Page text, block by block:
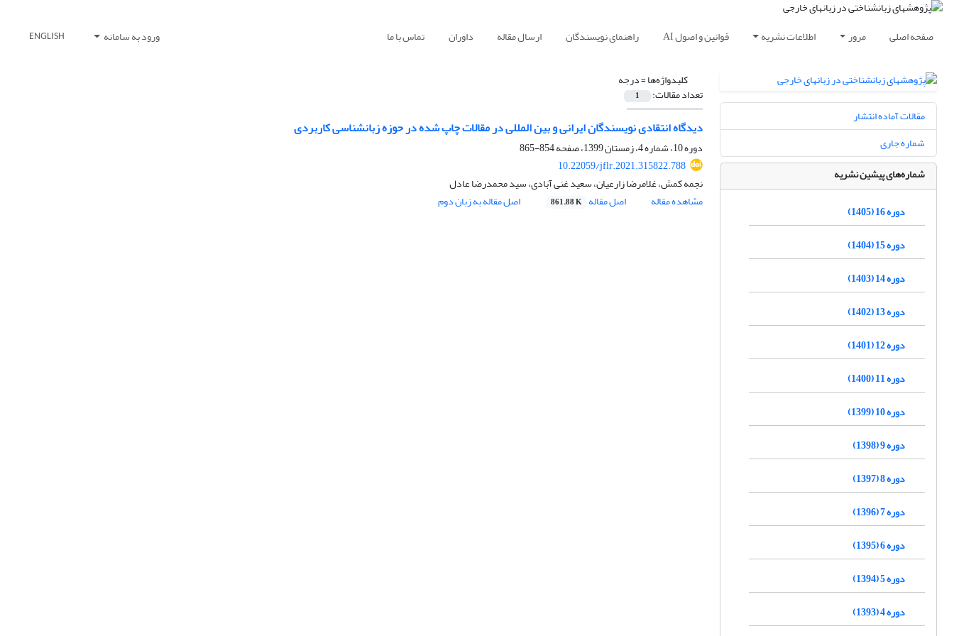
صفحه اصلی مرور اطلاعات نشریه قوانین و اصول AI راهنمای نویسندگان ارسال مقاله داوران تماس با ما ورود به سامانه ENGLISH
کلیدواژه‌ها =درجه
تعداد مقالات: 1
دیدگاه انتقادی نویسندگان ایرانی و بین المللی در مقالات چاپ شده در حوزه زبانشناسی کاربردی
دوره 10، شماره 4، زمستان 1399، صفحه
854-865
10.22059/jflr.2021.315822.788
نجمه کمش، غلامرضا زارعیان، سعید غنی آبادی، سید محمدرضا عادل
مشاهده مقاله
اصل مقاله 861.88 K اصل مقاله به زبان دوم
مقالات آماده انتشار
شماره جاری
شماره‌های پیشین نشریه
دوره 16 (1405)
دوره 15 (1404)
دوره 14 (1403)
دوره 13 (1402)
دوره 12 (1401)
دوره 11 (1400)
دوره 10 (1399)
دوره 9 (1398)
دوره 8 (1397)
دوره 7 (1396)
دوره 6 (1395)
دوره 5 (1394)
دوره 4 (1393)